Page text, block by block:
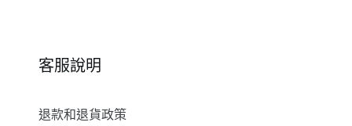
客服說明
退款和退貨政策